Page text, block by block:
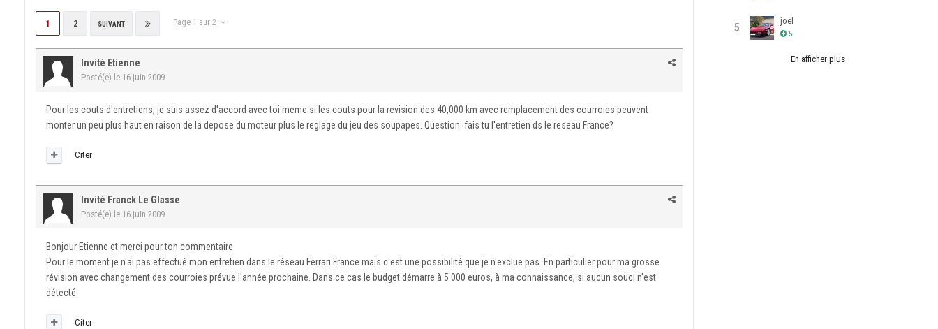
1 2 SUIVANT Page 1 sur 2
Invité Etienne
Posté(e) le 16 juin 2009
Pour les couts d'entretiens, je suis assez d'accord avec toi meme si les couts pour la revision des 40,000 km avec remplacement des courroies peuvent
monter un peu plus haut en raison de la depose du moteur plus le reglage du jeu des soupapes. Question: fais tu l'entretien ds le reseau France?
Citer
Invité Franck Le Glasse
Posté(e) le 16 juin 2009
Bonjour Etienne et merci pour ton commentaire.
Pour le moment je n'ai pas effectué mon entretien dans le réseau Ferrari France mais c'est une possibilité que je n'exclue pas. En particulier pour ma grosse
révision avec changement des courroies prévue l'année prochaine. Dans ce cas le budget démarre à 5 000 euros, à ma connaissance, si aucun souci n'est
détecté.
Citer
5
joel
5
En afficher plus